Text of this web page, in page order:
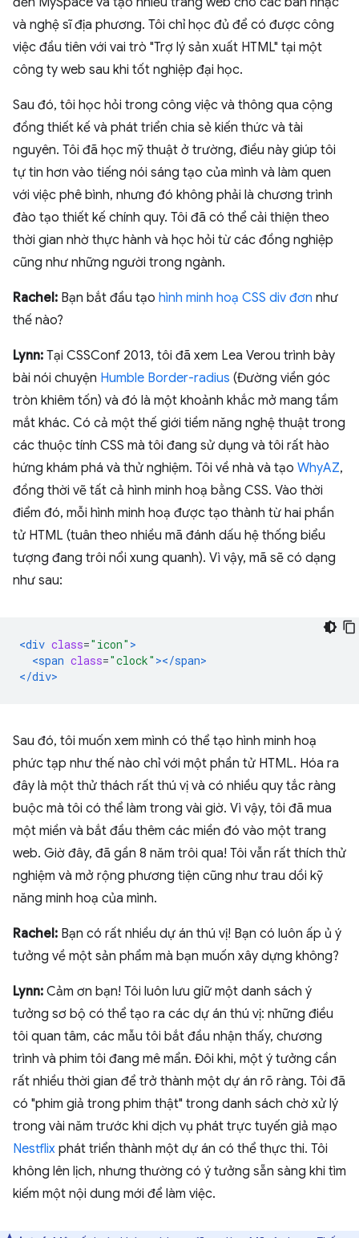
và nghệ sĩ địa phương. Tôi chỉ học đủ để có được công
việc đầu tiên với vai trò "Trợ lý sản xuất HTML" tại một
công ty web sau khi tốt nghiệp đại học.
Sau đó, tôi học hỏi trong công việc và thông qua cộng
đồng thiết kế và phát triển chia sẻ kiến thức và tài
nguyên. Tôi đã học mỹ thuật ở trường, điều này giúp tôi
tự tin hơn vào tiếng nói sáng tạo của mình và làm quen
với việc phê bình, nhưng đó không phải là chương trình
đào tạo thiết kế chính quy. Tôi đã có thể cải thiện theo
thời gian nhờ thực hành và học hỏi từ các đồng nghiệp
cũng như những người trong ngành.
Rachel: Bạn bắt đầu tạo hình minh hoạ CSS div đơn như
thế nào?
Lynn: Tại CSSConf 2013, tôi đã xem Lea Verou trình bày
bài nói chuyện Humble Border-radius (Đường viền góc
tròn khiêm tốn) và đó là một khoảnh khắc mở mang tầm
mắt khác. Có cả một thế giới tiềm năng nghệ thuật trong
các thuộc tính CSS mà tôi đang sử dụng và tôi rất hào
hứng khám phá và thử nghiệm. Tôi về nhà và tạo WhyAZ,
đồng thời vẽ tất cả hình minh hoạ bằng CSS. Vào thời
điểm đó, mỗi hình minh hoạ được tạo thành từ hai phần
tử HTML (tuân theo nhiều mã đánh dấu hệ thống biểu
tượng đang trôi nổi xung quanh). Vì vậy, mã sẽ có dạng
như sau:
<div class="icon" >
<span class="clock" ></span>
</div>
Sau đó, tôi muốn xem mình có thể tạo hình minh hoạ
phức tạp như thế nào chỉ với một phần tử HTML. Hóa ra
đây là một thử thách rất thú vị và có nhiều quy tắc ràng
buộc mà tôi có thể làm trong vài giờ. Vì vậy, tôi đã mua
một miền và bắt đầu thêm các miền đó vào một trang
web. Giờ đây, đã gần 8 năm trôi qua! Tôi vẫn rất thích thử
nghiệm và mở rộng phương tiện cũng như trau dồi kỹ
năng minh hoạ của mình.
Rachel: Bạn có rất nhiều dự án thú vị! Bạn có luôn ấp ủ ý
tưởng về một sản phẩm mà bạn muốn xây dựng không?
Lynn: Cảm ơn bạn! Tôi luôn lưu giữ một danh sách ý
tưởng sơ bộ có thể tạo ra các dự án thú vị: những điều
tôi quan tâm, các mẫu tôi bắt đầu nhận thấy, chương
trình và phim tôi đang mê mẩn. Đôi khi, một ý tưởng cần
rất nhiều thời gian để trở thành một dự án rõ ràng. Tôi đã
có "phim giả trong phim thật" trong danh sách chờ xử lý
trong vài năm trước khi dịch vụ phát trực tuyến giả mạo
Nestflix phát triển thành một dự án có thể thực thi. Tôi
không lên lịch, nhưng thường có ý tưởng sẵn sàng khi tìm
kiếm một nội dung mới để làm việc.